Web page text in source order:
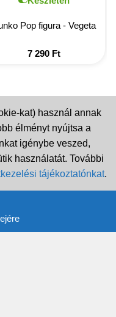
Pop figura - Vegeta
7 290 Ft
kat) használ annak
élményt nyújtsa a
igénybe veszed,
használatát. További
tájékoztatónkat.